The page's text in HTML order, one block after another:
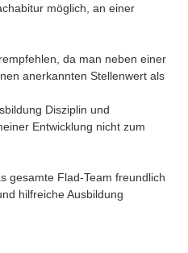
möglich, an einer
da man neben einer
anerkannten Stellenwert als
Disziplin und
Entwicklung nicht zum
gesamte Flad-Team freundlich
hilfreiche Ausbildung